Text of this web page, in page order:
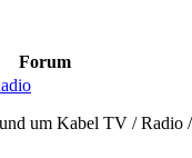
Forum
um Kabel TV / Radio